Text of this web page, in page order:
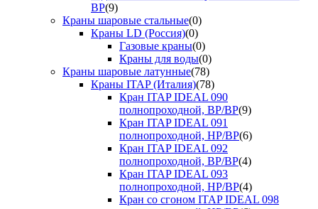
ВР(9)
Краны шаровые стальные(0)
Краны LD (Россия)(0)
Газовые краны(0)
Краны для воды(0)
Краны шаровые латунные(78)
Краны ITAP (Италия)(78)
Кран ITAP IDEAL 090
полнопроходной, ВР/ВР(9)
Кран ITAP IDEAL 091
полнопроходной, НР/ВР(6)
Кран ITAP IDEAL 092
полнопроходной, ВР/ВР(4)
Кран ITAP IDEAL 093
полнопроходной, НР/ВР(4)
Кран со сгоном ITAP IDEAL 098